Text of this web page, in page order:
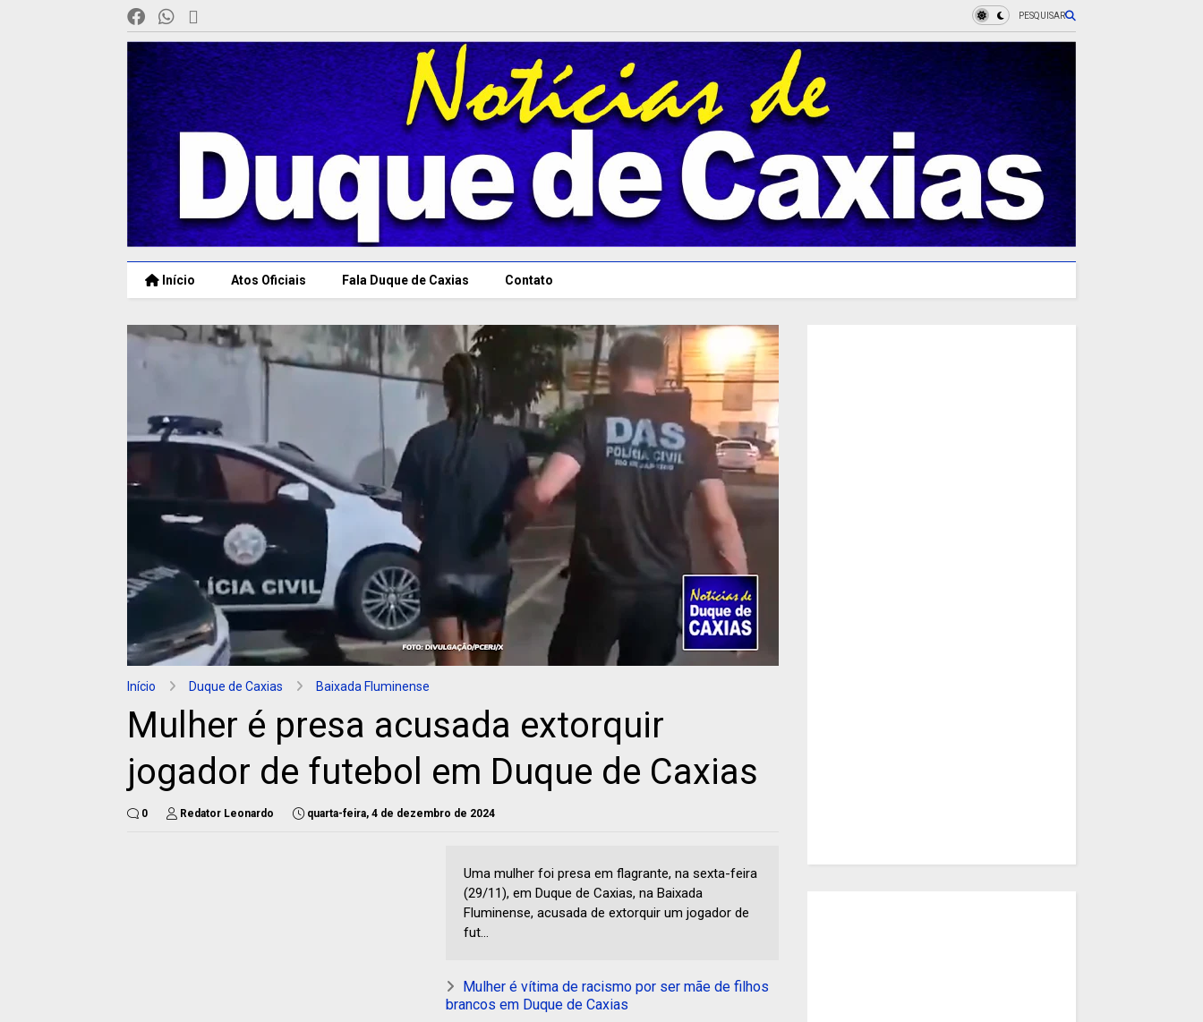
PESQUISAR
Início Atos Oficiais Fala Duque de Caxias Contato
Início Duque de Caxias Baixada Fluminense
Mulher é presa acusada extorquir
jogador de futebol em Duque de Caxias
0 Redator Leonardo quarta-feira, 4 de dezembro de 2024
Uma mulher foi presa em flagrante, na sexta-feira
(29/11), em Duque de Caxias, na Baixada
Fluminense, acusada de extorquir um jogador de
fut...
Mulher é vítima de racismo por ser mãe de filhos
brancos em Duque de Caxias